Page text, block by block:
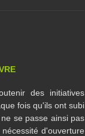
des initiatives
fois qu'ils ont subi
se passe ainsi pas
d'ouverture